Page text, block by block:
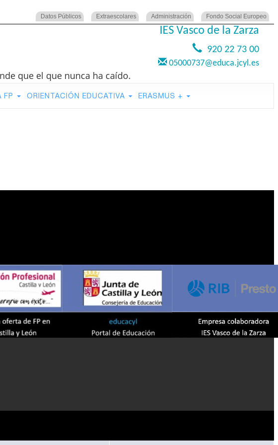
Datos Públicos Extraescolares Administración Fondo Social Europeo
IES Vasco de la Zarza
920 22 73 00
05000737@educa.jcyl.es
que el que nunca ha caído.
FP ORIENTACIÓN EDUCATIVA ERASMUS +